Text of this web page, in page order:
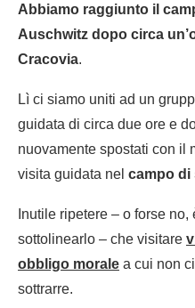
Abbiamo raggiunto il
Auschwitz dopo circa
Cracovia.
Lì ci siamo uniti ad un
guidata di circa due ore e
nuovamente spostati con il
visita guidata nel campo di
Inutile ripetere – o forse
sottolinearlo – che visitare
obbligo morale a cui non
sottrarre.